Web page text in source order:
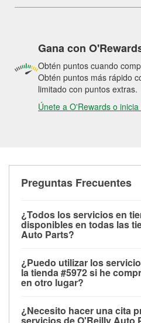
Gana con
Obtén puntos cuando
Obtén puntos más rápido
limitado con puntos extras.
Únete a O'Rewards o inicia
Preguntas Frecuentes
¿Todos los servicios en
disponibles en todas las
Auto Parts?
las pruebas de batería,
motor de arranque, revisión
con O'Reilly VeriScan® e
limpiaparabrisas o
todas las tiendas O'Reilly
¿Puedo utilizar los
la tienda #5972 si he
en otro lugar?
de O'Reilly Auto Parts que
¿Necesito hacer una cita